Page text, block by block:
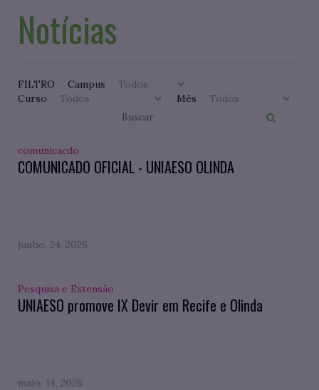
Notícias
FILTRO
Campus
Curso
Mês
comunicacdo
COMUNICADO OFICIAL - UNIAESO OLINDA
junho. 24, 2026
Pesquisa e Extensão
UNIAESO promove IX Devir em Recife e Olinda
maio. 14, 2026